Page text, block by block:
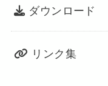
ダウンロード
リンク集